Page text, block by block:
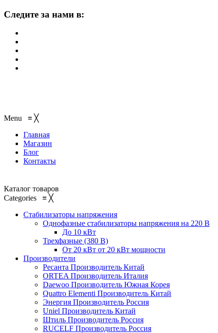
Следите за нами в:
Menu ≡ ╳
Главная
Магазин
Блог
Контакты
Каталог товаров
Categories ≡ ╳
Стабилизаторы напряжения
Однофазные стабилизаторы напряжения на 220 В
До 10 кВт
Трехфазные (380 В)
От 20 кВт от 20 кВт мощности
Производители
Ресанта Производитель Китай
ORTEA Производитель Италия
Daewoo Производитель Южная Корея
Quattro Elementi Производитель Китай
Энергия Производитель Россия
Uniel Производитель Китай
Штиль Производитель Россия
RUCELF Производитель Россия